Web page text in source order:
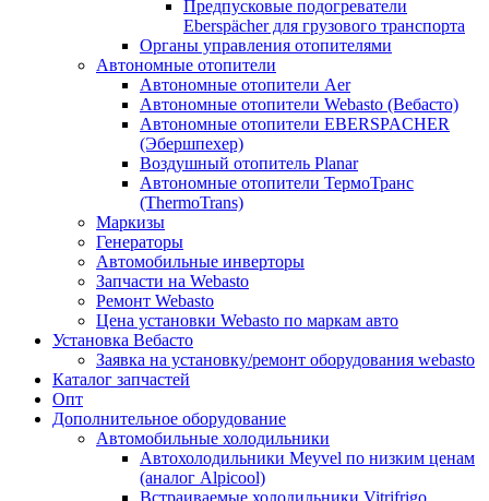
Предпусковые подогреватели
Eberspächer для грузового транспорта
Органы управления отопителями
Автономные отопители
Автономные отопители Аer
Автономные отопители Webasto (Вебасто)
Автономные отопители EBERSPACHER
(Эбершпехер)
Воздушный отопитель Planar
Автономные отопители ТермоТранс
(ThermoTrans)
Маркизы
Генераторы
Автомобильные инверторы
Запчасти на Webasto
Ремонт Webasto
Цена установки Webasto по маркам авто
Установка Вебасто
Заявка на установку/ремонт оборудования webasto
Каталог запчастей
Опт
Дополнительное оборудование
Автомобильные холодильники
Автохолодильники Meyvel по низким ценам
(аналог Alpicool)